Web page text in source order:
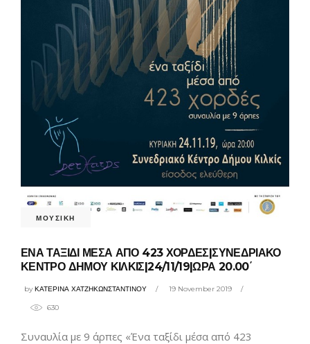
ΜΟΥΣΙΚΗ
ΕΝΑ ΤΑΞΙΔΙ ΜΕΣΑ ΑΠΟ 423 ΧΟΡΔΕΣ|ΣΥΝΕΔΡΙΑΚΟ
ΚΕΝΤΡΟ ΔΗΜΟΥ ΚΙΛΚΙΣ|24/11/19|ΩΡΑ 20.00΄
byΚΑΤΕΡΙΝΑ ΧΑΤΖΗΚΩΝΣΤΑΝΤΙΝΟΥ 19 November 2019
630
Συναυλία με 9 άρπες «Ένα ταξίδι μέσα από 423